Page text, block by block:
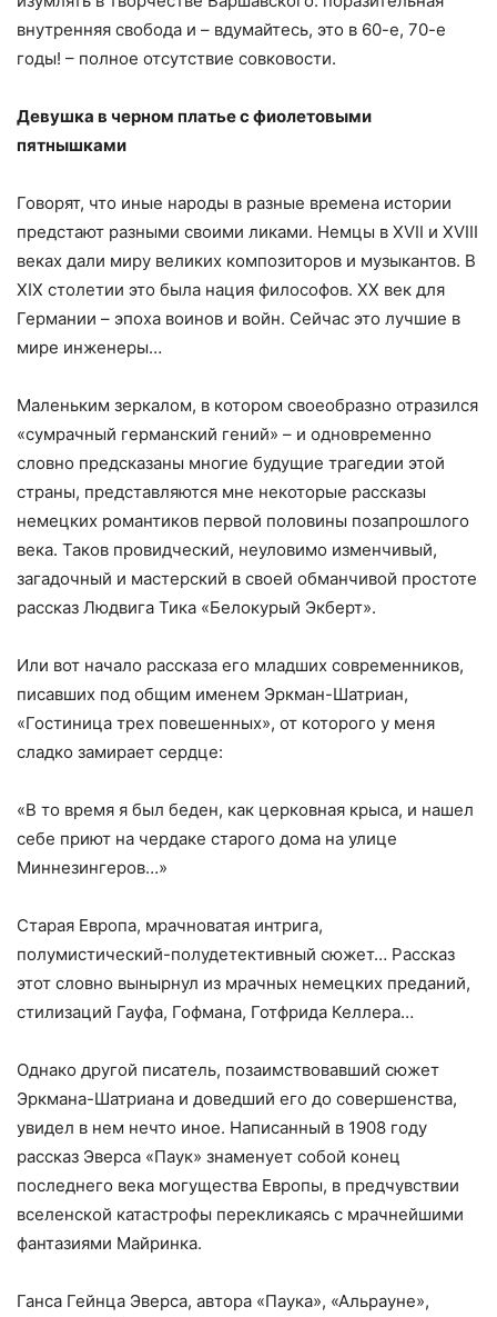
внутренняя свобода и – вдумайтесь, это в 60-е, 70-е
годы! – полное отсутствие совковости.
Девушка в черном платье с фиолетовыми
пятнышками
Говорят, что иные народы в разные времена истории
предстают разными своими ликами. Немцы в XVII и XVIII
веках дали миру великих композиторов и музыкантов. В
XIX столетии это была нация философов. ХХ век для
Германии – эпоха воинов и войн. Сейчас это лучшие в
мире инженеры…
Маленьким зеркалом, в котором своеобразно отразился
«сумрачный германский гений» – и одновременно
словно предсказаны многие будущие трагедии этой
страны, представляются мне некоторые рассказы
немецких романтиков первой половины позапрошлого
века. Таков провидческий, неуловимо изменчивый,
загадочный и мастерский в своей обманчивой простоте
рассказ Людвига Тика «Белокурый Экберт».
Или вот начало рассказа его младших современников,
писавших под общим именем Эркман-Шатриан,
«Гостиница трех повешенных», от которого у меня
сладко замирает сердце:
«В то время я был беден, как церковная крыса, и нашел
себе приют на чердаке старого дома на улице
Миннезингеров…»
Старая Европа, мрачноватая интрига,
полумистический-полудетективный сюжет… Рассказ
этот словно вынырнул из мрачных немецких преданий,
стилизаций Гауфа, Гофмана, Готфрида Келлера…
Однако другой писатель, позаимствовавший сюжет
Эркмана-Шатриана и доведший его до совершенства,
увидел в нем нечто иное. Написанный в 1908 году
рассказ Эверса «Паук» знаменует собой конец
последнего века могущества Европы, в предчувствии
вселенской катастрофы перекликаясь с мрачнейшими
фантазиями Майринка.
Ганса Гейнца Эверса, автора «Паука», «Альрауне»,